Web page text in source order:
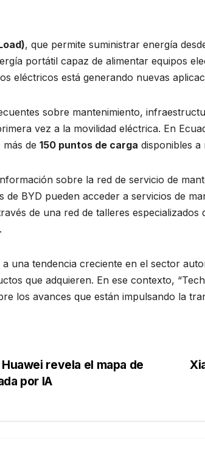
, que permite suministrar energía
portátil capaz de alimentar equipos
eléctricos está generando nuevas
sobre mantenimiento,
vez a la movilidad eléctrica. En
de 150 puntos de carga disponibles a
sobre la red de servicio de
BYD pueden acceder a servicios de
de una red de talleres
una tendencia creciente en el sector
que adquieren. En ese contexto,
los avances que están impulsando la
revela el mapa de
por IA